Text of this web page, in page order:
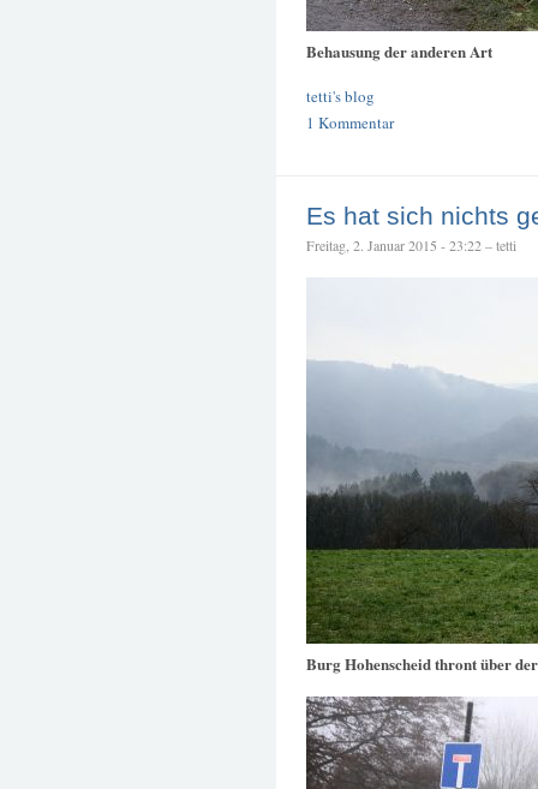
Behausung der anderen Art
tetti's blog
1 Kommentar
Es hat sich nichts
Freitag, 2. Januar 2015 - 23:22 – tetti
Burg Hohenscheid thront über